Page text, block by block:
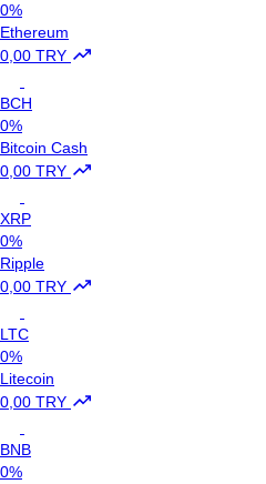
0%
Ethereum
0,00 TRY
BCH
0%
Bitcoin Cash
0,00 TRY
XRP
0%
Ripple
0,00 TRY
LTC
0%
Litecoin
0,00 TRY
BNB
0%